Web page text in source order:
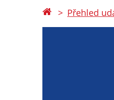
Přehled